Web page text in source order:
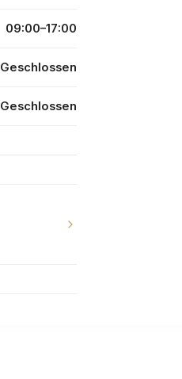
09:00–17:00
Geschlossen
Geschlossen